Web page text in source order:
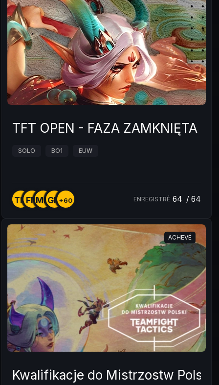
TFT OPEN - FAZA ZAMKNIĘTA
SOLO BO1 EUW
TMFMMMGM+60 ENREGISTRÉ 64 / 64
ACHEVÉ
Kwalifikacje do Mistrzostw Polski